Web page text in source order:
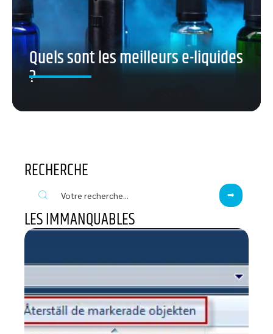
Quels sont les meilleurs e-liquides
?
RECHERCHE
LES IMMANQUABLES